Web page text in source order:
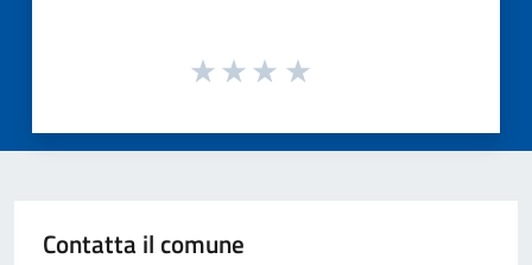
Contatta il comune